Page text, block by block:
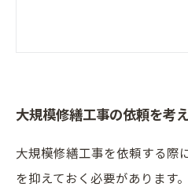
大規模修繕工事の依頼を考
大規模修繕工事を依頼する際
を抑えておく必要があります